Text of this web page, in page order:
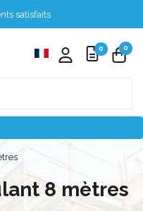
satisfaits
0 0
8 mètres